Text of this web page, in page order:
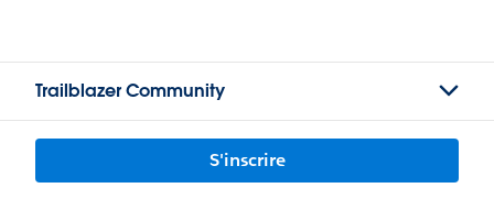
Trailblazer Community
S'inscrire